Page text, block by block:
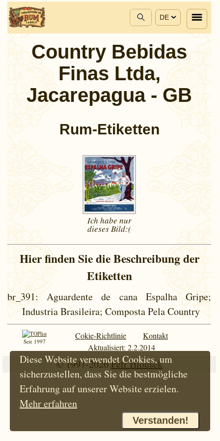
DE
Country Bebidas
Finas Ltda,
Jacarepagua - GB
Rum-Etiketten
Ich habe nur
diesesBild:(
Hier finden Sie die Beschreibung der
Etiketten
br_391: Aguardente de cana Espalha Gripe;
Industria Brasileira; Composta Pela Country
Seit 1997
Cokie-Richtlinie
Kontakt
Aktualisiert: 2.2.2014
© 1997-2026Petr Hloušek
Diese Website verwendet Cookies, um
sicherzustellen, dass Sie die bestmögliche
Erfahrung auf unserer Website erzielen.
Mehr erfahren
Verstanden!